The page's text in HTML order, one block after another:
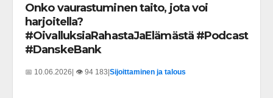
Onko vaurastuminen taito, jota voi
harjoitella?
#OivalluksiaRahastaJaElämästä #Podcast
#DanskeBank
📅 10.06.2026| 👁️ 94 183|Sijoittaminen ja talous